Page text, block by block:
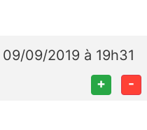
09/2019 à 19h31
+ -